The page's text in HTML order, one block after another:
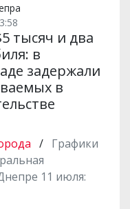
тысяч и два
в
задержали
в
/ Графики
11 июля: